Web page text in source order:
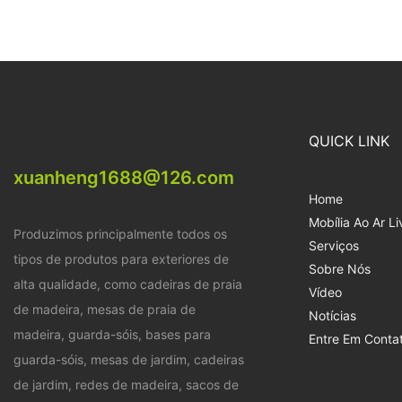
xuanheng1688@126.com
Produzimos principalmente todos os
tipos de produtos para exteriores de
alta qualidade, como cadeiras de praia
de madeira, mesas de praia de
madeira, guarda-sóis, bases para
guarda-sóis, mesas de jardim, cadeiras
de jardim, redes de madeira, sacos de
QUICK LINK
Home
Mobília Ao Ar
Serviços
Sobre Nós
Vídeo
Notícias
Entre Em